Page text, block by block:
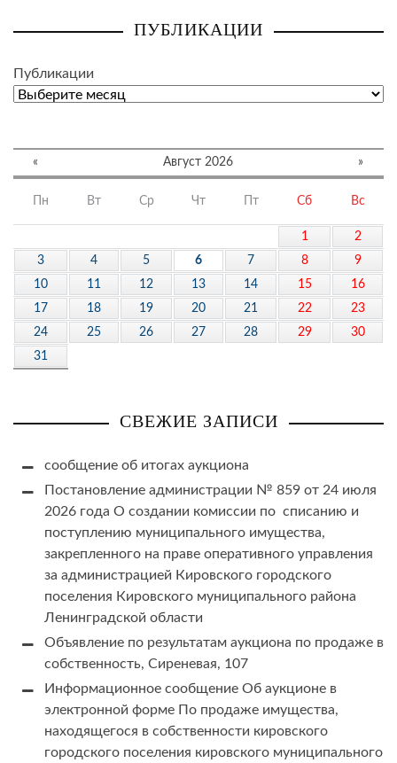
ПУБЛИКАЦИИ
Публикации
« Август 2026 »
Пн Вт Ср Чт Пт Сб Вс
1
2
3
4 5 6 7 8
9
10
11 12 13 14 15
16
17
18 19 20 21 22
23
24
25 26 27 28 29
30
31
СВЕЖИЕ ЗАПИСИ
сообщение об итогах аукциона
Постановление администрации № 859 от 24 июля
2026 года О создании комиссии по списанию и
поступлению муниципального имущества,
закрепленного на праве оперативного управления
за администрацией Кировского городского
поселения Кировского муниципального района
Ленинградской области
Объявление по результатам аукциона по продаже в
собственность, Сиреневая, 107
Информационное сообщение Об аукционе в
электронной форме По продаже имущества,
находящегося в собственности кировского
городского поселения кировского муниципального